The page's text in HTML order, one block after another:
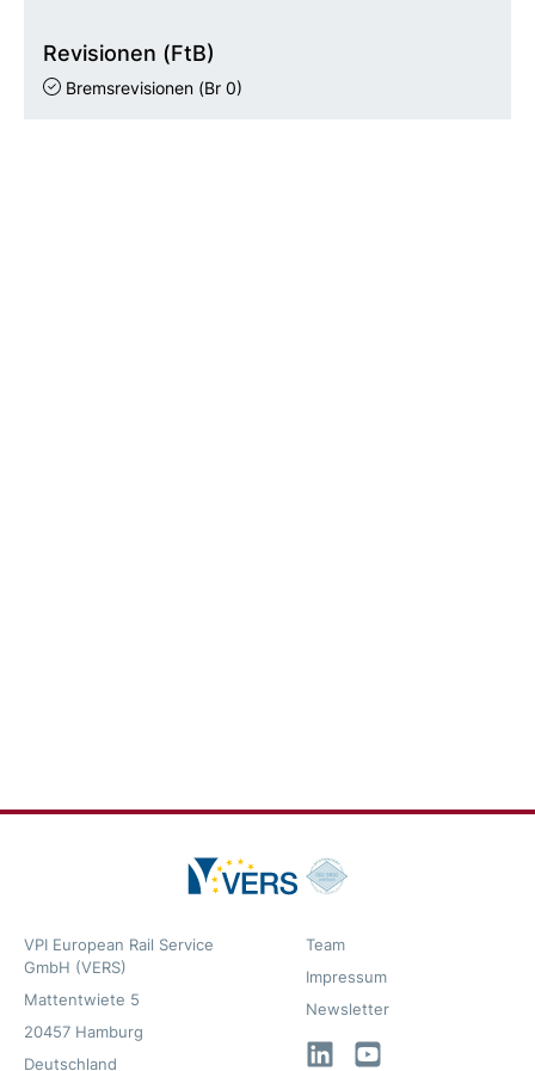
Revisionen (FtB)
Bremsrevisionen (Br 0)
VPI European Rail Service
GmbH (VERS)
Mattentwiete 5
20457 Hamburg
Deutschland
Team
Impressum
Newsletter
LinkedInYouTube